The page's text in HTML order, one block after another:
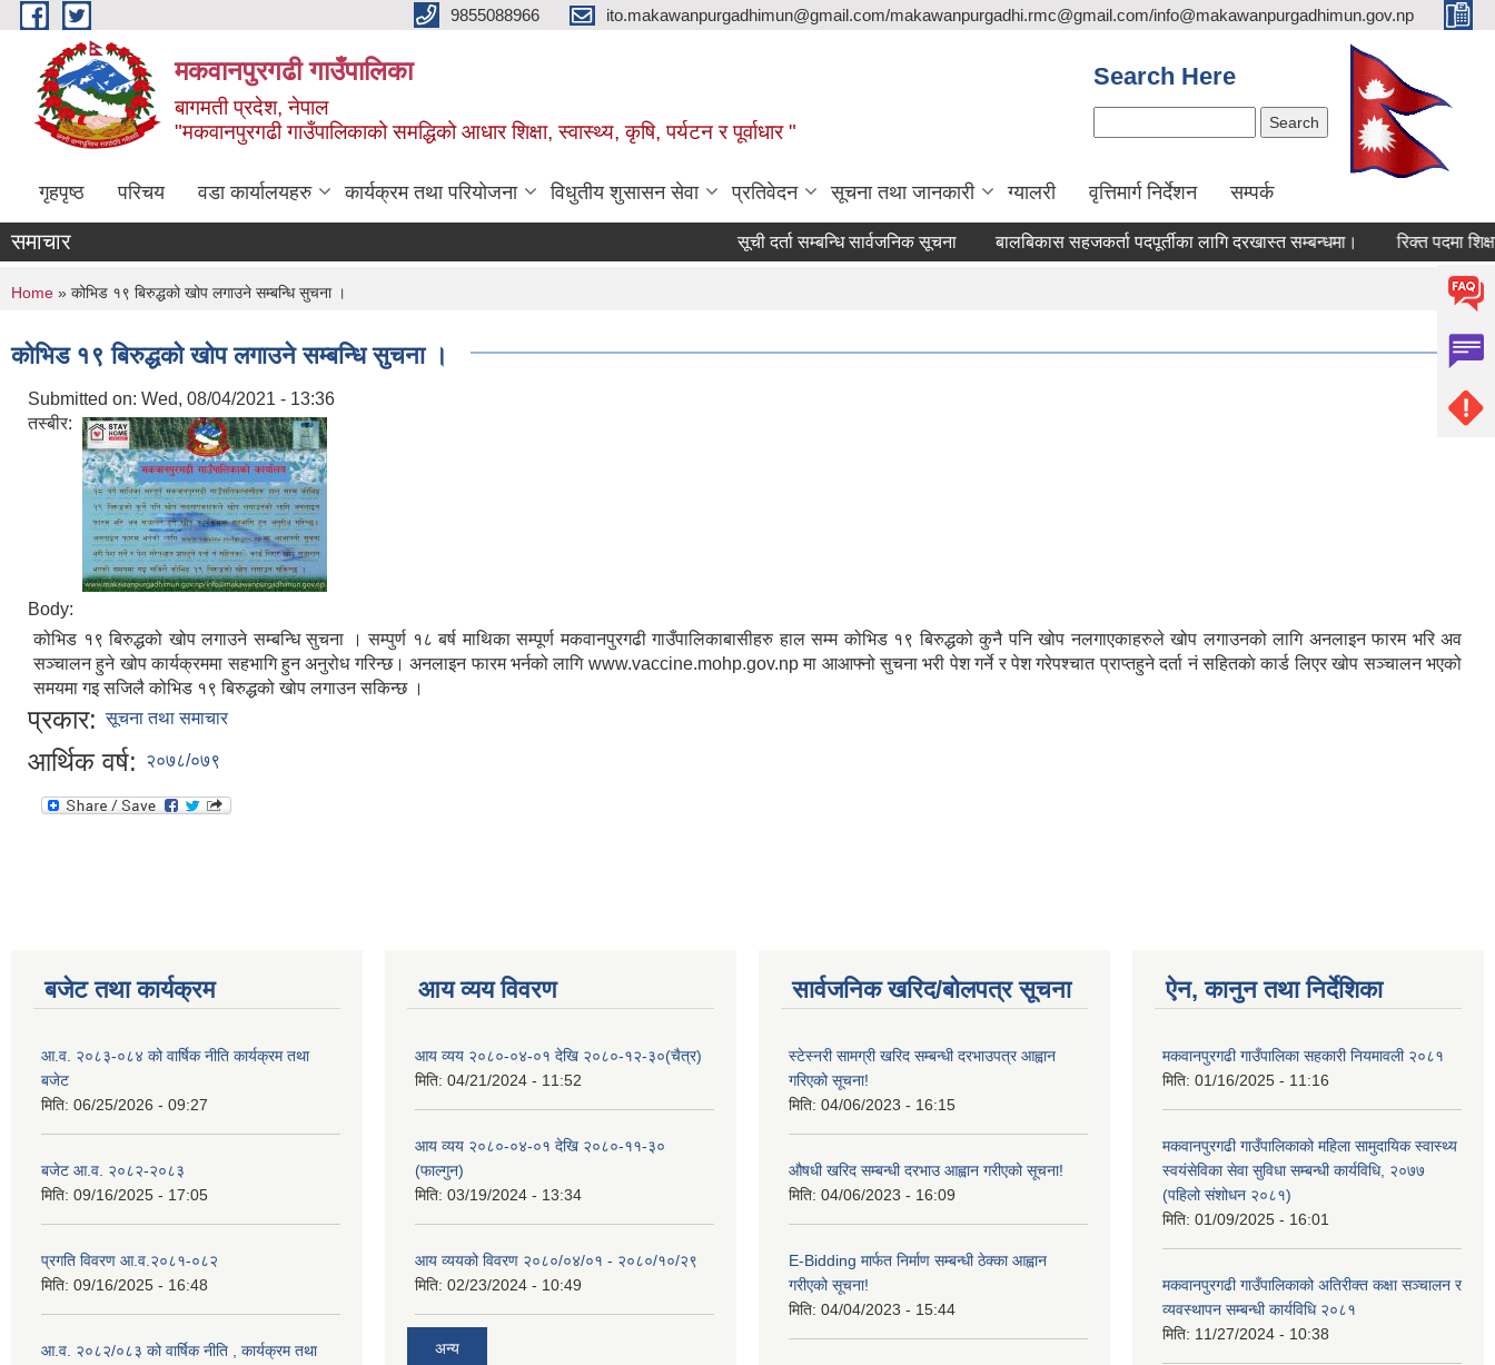
Skip to main content 9855088966 ito.makawanpurgadhimun@gmail.com/makawanpurgadhi.rmc@gmail.com/info@makawanpurgadhimun.gov.np
मकवानपुरगढी गाउँपालिका
बागमती प्रदेश, नेपाल
"मकवानपुरगढी गाउँपालिकाको समद्धिको आधार शिक्षा, स्‍वास्‍थ्‍य, कृषि, पर्यटन र पूर्वाधार "
Search Here
गृहपृष्ठ परिचय वडा कार्यालयहरु कार्यक्रम तथा परियोजना विधुतीय शुसासन सेवा प्रतिवेदन सूचना तथा जानकारी ग्यालरी वृत्तिमार्ग निर्देशन सम्पर्क
समाचार सूची दर्ता सम्बन्धि सार्वजनिक सूचना बालबिकास सहजकर्ता पदपूर्तीका लागि दरखास्त सम्बन्धमा। रिक्त पदमा शिक्षक
You are here
Home » कोभिड १९ बिरुद्धको खोप लगाउने सम्बन्धि सुचना ।
कोभिड १९ बिरुद्धको खोप लगाउने सम्बन्धि सुचना ।
Submitted on: Wed, 08/04/2021 - 13:36
तस्बीर:
Body:
कोभिड १९ बिरुद्धको खोप लगाउने सम्बन्धि सुचना । सम्पुर्ण १८ बर्ष माथिका सम्पूर्ण मकवानपुरगढी गाउँपालिकाबासीहरु हाल सम्म कोभिड १९ बिरुद्धको कुनै पनि खोप नलगाएकाहरुले खोप लगाउनको लागि अनलाइन फारम भरि अव
सञ्चालन हुने खोप कार्यक्रममा सहभागि हुन अनुरोध गरिन्छ। अनलाइन फारम भर्नको लागि www.vaccine.mohp.gov.np मा आआफ्नो सुचना भरी पेश गर्ने र पेश गरेपश्चात प्राप्तहुने दर्ता नं सहितकाे कार्ड लिएर खोप सञ्चालन भएको
समयमा गइ सजिलै कोभिड १९ बिरुद्धको खोप लगाउन सकिन्छ ।
प्रकार: सूचना तथा समाचार
आर्थिक वर्ष: २०७८/०७९
बजेट तथा कार्यक्रम
आ.व. २०८३-०८४ को वार्षिक नीति कार्यक्रम तथा
बजेट
मिति: 06/25/2026 - 09:27
बजेट आ.व. २०८२-२०८३
मिति: 09/16/2025 - 17:05
प्रगति विवरण आ.व.२०८१-०८२
मिति: 09/16/2025 - 16:48
आ.व. २०८२/०८३ को वार्षिक नीति , कार्यक्रम तथा
आय व्यय विवरण
आय व्यय २०८०-०४-०१ देखि २०८०-१२-३०(चैत्र)
मिति: 04/21/2024 - 11:52
आय व्यय २०८०-०४-०१ देखि २०८०-११-३०
(फाल्गुन)
मिति: 03/19/2024 - 13:34
आय व्ययको विवरण २०८०/०४/०१ - २०८०/१०/२९
मिति: 02/23/2024 - 10:49
अन्य
सार्वजनिक खरिद/बोलपत्र सूचना
स्टेस्नरी सामग्री खरिद सम्बन्धी दरभाउपत्र आह्वान
गरिएको सूचना!
मिति: 04/06/2023 - 16:15
औषधी खरिद सम्बन्धी दरभाउ आह्वान गरीएको सूचना!
मिति: 04/06/2023 - 16:09
E-Bidding मार्फत निर्माण सम्बन्धी ठेक्का आह्वान
गरीएको सूचना!
मिति: 04/04/2023 - 15:44
ऐन, कानुन तथा निर्देशिका
मकवानपुरगढी गाउँपालिका सहकारी नियमावली २०८१
मिति: 01/16/2025 - 11:16
मकवानपुरगढी गाउँपालिकाको महिला सामुदायिक स्वास्थ्य
स्वयंसेविका सेवा सुविधा सम्बन्धी कार्यविधि, २०७७
(पहिलो संशोधन २०८१)
मिति: 01/09/2025 - 16:01
मकवानपुरगढी गाउँपालिकाको अतिरीक्त कक्षा सञ्चालन र
व्यवस्थापन सम्बन्धी कार्यविधि २०८१
मिति: 11/27/2024 - 10:38